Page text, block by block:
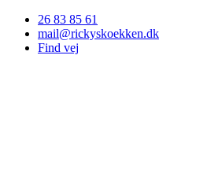
26 83 85 61
mail@rickyskoekken.dk
Find vej